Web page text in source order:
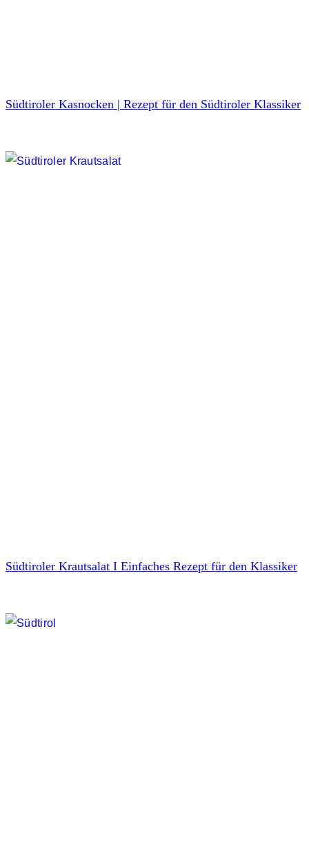
Südtiroler Kasnocken | Rezept für den Südtiroler Klassiker
Südtiroler Krautsalat I Einfaches Rezept für den Klassiker